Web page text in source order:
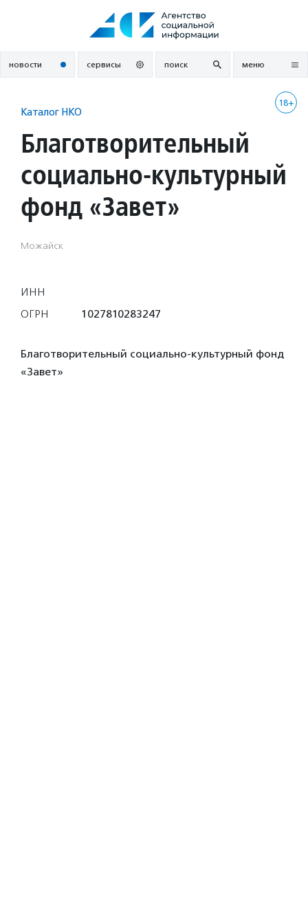
новости сервисы поиск меню
18+
Каталог НКО
Благотворительный
социально-культурный
фонд «Завет»
Можайск
ИНН
ОГРН
1027810283247
Благотворительный социально-культурный фонд
«Завет»